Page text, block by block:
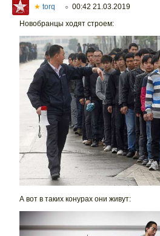
★ torq ○ 00:42 21.03.2019
Новобранцы ходят строем:
А вот в таких конурах они живут: